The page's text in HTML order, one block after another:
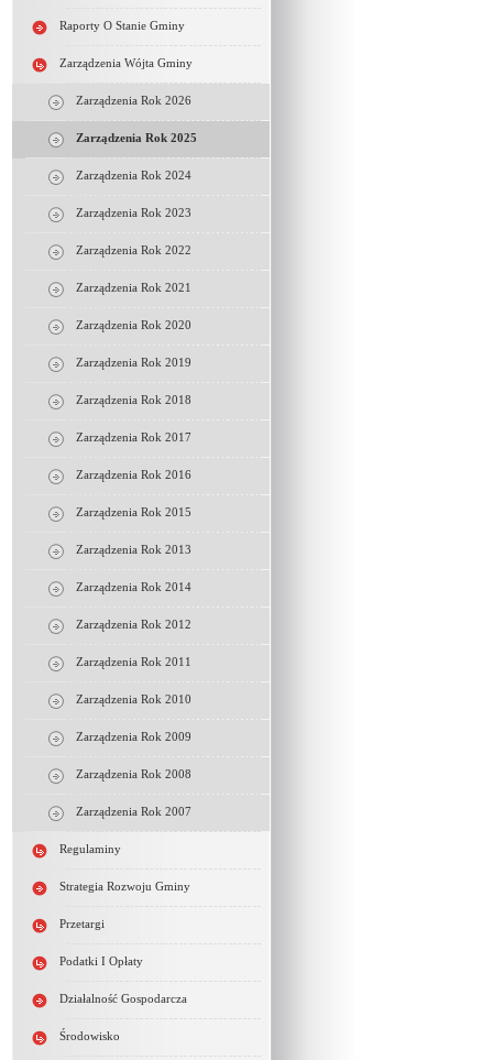
Raporty O Stanie Gminy
Zarządzenia Wójta Gminy
Zarządzenia Rok 2026
Zarządzenia Rok 2025
Zarządzenia Rok 2024
Zarządzenia Rok 2023
Zarządzenia Rok 2022
Zarządzenia Rok 2021
Zarządzenia Rok 2020
Zarządzenia Rok 2019
Zarządzenia Rok 2018
Zarządzenia Rok 2017
Zarządzenia Rok 2016
Zarządzenia Rok 2015
Zarządzenia Rok 2013
Zarządzenia Rok 2014
Zarządzenia Rok 2012
Zarządzenia Rok 2011
Zarządzenia Rok 2010
Zarządzenia Rok 2009
Zarządzenia Rok 2008
Zarządzenia Rok 2007
Regulaminy
Strategia Rozwoju Gminy
Przetargi
Podatki I Opłaty
Działalność Gospodarcza
Środowisko